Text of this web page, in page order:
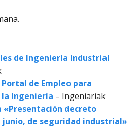
de Ingeniería Industrial
de Empleo para
Ingeniería – Ingeniariak
«Presentación decreto
junio, de seguridad industrial»